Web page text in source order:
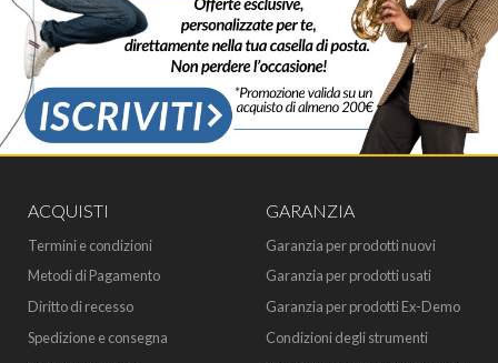
ACQUISTI
Termini e condizioni
Metodi di Pagamento
Diritto di recesso
Spedizione e consegna
GARANZIA
Garanzia per prodotti nuovi
Garanzia per prodotti usati
Garanzia per prodotti Ex-Demo
Condizioni degli strumenti